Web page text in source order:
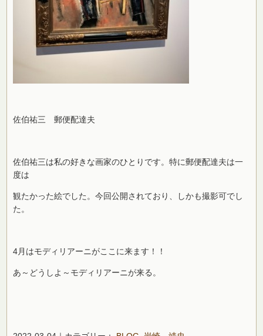
佐伯祐三 郵便配達夫
佐伯祐三は私の好きな画家のひとりです。特に郵便配達夫は一
度は
観たかった絵でした。今回公開されており、しかも撮影可でし
た。
4月はモディリアーニがここに来ます！！
あ～どうしよ～モディリアーニが来る。